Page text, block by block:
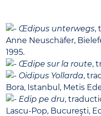
Œdipus unterwegs,
Anne Neuschäfer,
1995.
Œdipe sur la route,
Oidipus Yollarda,
Bora, Istanbul, Metis
Edip pe dru,
Lascu-Pop, Bucureşti,